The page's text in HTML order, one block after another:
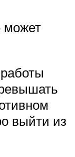
может
выйти из